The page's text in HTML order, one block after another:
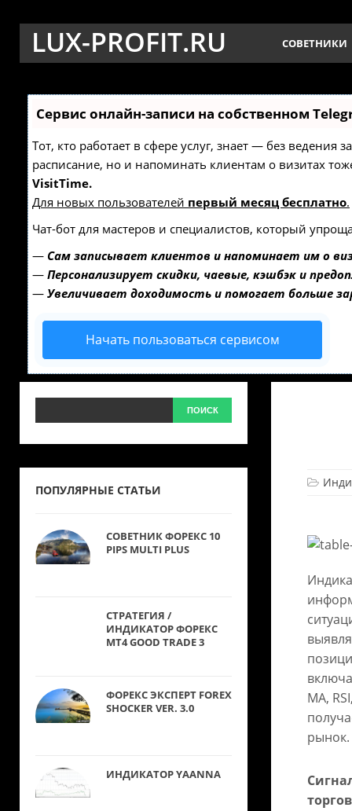
LUX-PROFIT.RU СОВЕТНИКИ
Сервис онлайн-записи на собственном
Тот, кто работает в сфере услуг, знает — без
расписание, но и напоминать клиентам о визитах
VisitTime.
Для новых пользователей первый месяц бесплатно.
Чат-бот для мастеров и специалистов, который
— Сам записывает клиентов и напоминает им о
— Персонализирует скидки, чаевые, кэшбэк и
— Увеличивает доходимость и помогает больше
Начать пользоваться сервисом
МА,
рынок.
ПОПУЛЯРНЫЕ СТАТЬИ
СОВЕТНИК ФОРЕКС 10
PIPS MULTI PLUS
СТРАТЕГИЯ /
ИНДИКАТОР ФОРЕКС
MT4 GOOD TRADE 3
ФОРЕКС ЭКСПЕРТ FOREX
SHOCKER VER. 3.0
ИНДИКАТОР YAANNA